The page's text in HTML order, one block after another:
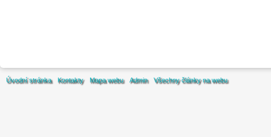
Úvodní stránka Kontakty Mapa webu Admin Všechny články na webu